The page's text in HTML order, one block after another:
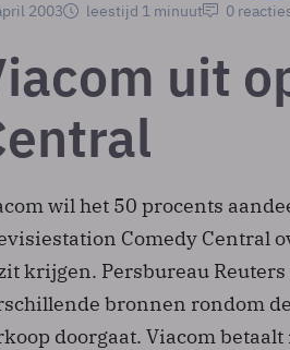
2003 leestijd 1 minuut 0
uit
wil het 50 procents
Comedy Central
krijgen. Persbureau
bronnen rondom
doorgaat. Viacom